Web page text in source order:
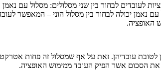
לעובדים לבחור בין שני מסלולים: מסלול
האופציה.
לטובת עובדיהן. זאת על אף שמסלול זה פחות
הסכום אשר הפיק העובד ממימוש האופציה.